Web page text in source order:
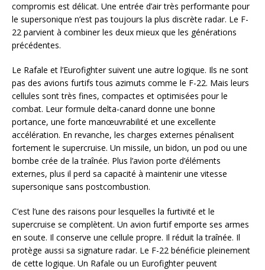
compromis est délicat. Une entrée d’air très performante pour
le supersonique n’est pas toujours la plus discrète radar. Le F-
22 parvient à combiner les deux mieux que les générations
précédentes.
Le Rafale et l’Eurofighter suivent une autre logique. Ils ne sont
pas des avions furtifs tous azimuts comme le F-22. Mais leurs
cellules sont très fines, compactes et optimisées pour le
combat. Leur formule delta-canard donne une bonne
portance, une forte manœuvrabilité et une excellente
accélération. En revanche, les charges externes pénalisent
fortement le supercruise. Un missile, un bidon, un pod ou une
bombe crée de la traînée. Plus l’avion porte d’éléments
externes, plus il perd sa capacité à maintenir une vitesse
supersonique sans postcombustion.
C’est l’une des raisons pour lesquelles la furtivité et le
supercruise se complètent. Un avion furtif emporte ses armes
en soute. Il conserve une cellule propre. Il réduit la traînée. Il
protège aussi sa signature radar. Le F-22 bénéficie pleinement
de cette logique. Un Rafale ou un Eurofighter peuvent